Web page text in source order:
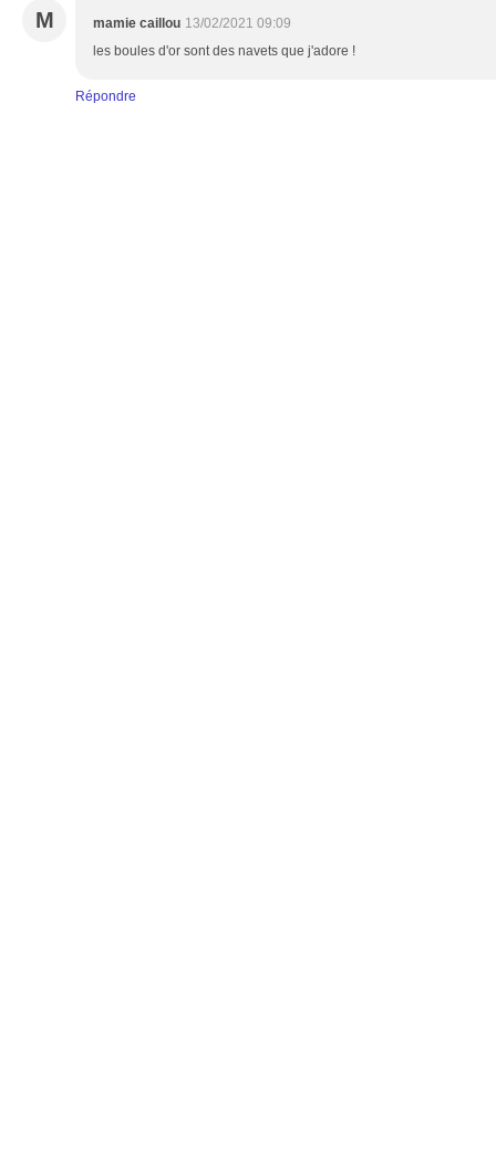
M mamie caillou 13/02/2021 09:09
les boules d'or sont des navets que j'adore !
Répondre